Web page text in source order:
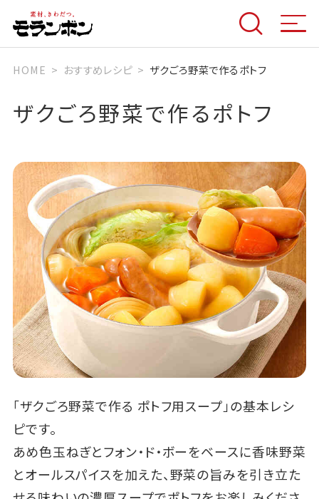
HOME おすすめレシピ ザクごろ野菜で作るポトフ
ザクごろ野菜で作るポトフ
「ザクごろ野菜で作る ポトフ用スープ」の基本レシ
ピです。
あめ色玉ねぎとフォン・ド・ボーをベースに香味野菜
とオールスパイスを加えた、野菜の旨みを引き立た